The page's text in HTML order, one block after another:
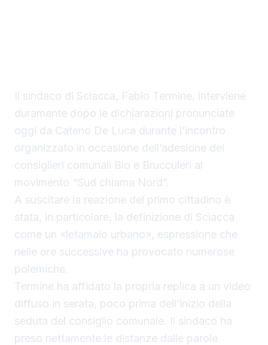
Il sindaco di Sciacca, Fabio Termine, interviene
duramente dopo le dichiarazioni pronunciate
oggi da Cateno De Luca durante l’incontro
organizzato in occasione dell’adesione dei
consiglieri comunali Blo e Brucculeri al
movimento “Sud chiama Nord”.
A suscitare la reazione del primo cittadino è
stata, in particolare, la definizione di Sciacca
come un «letamaio urbano», espressione che
nelle ore successive ha provocato numerose
polemiche.
Termine ha affidato la propria replica a un video
diffuso in serata, poco prima dell’inizio della
seduta del consiglio comunale. Il sindaco ha
preso nettamente le distanze dalle parole